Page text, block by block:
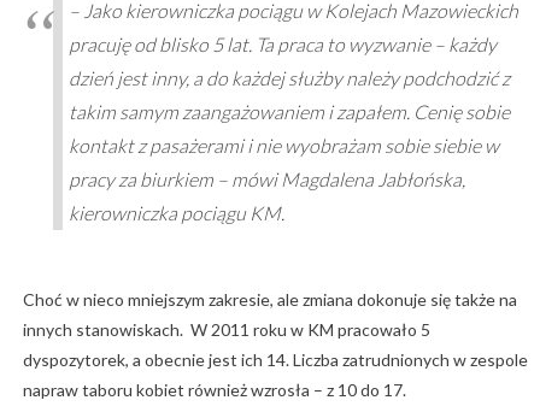
– Jako kierowniczka pociągu w Kolejach Mazowieckich
pracuję od blisko 5 lat. Ta praca to wyzwanie – każdy
dzień jest inny, a do każdej służby należy podchodzić z
takim samym zaangażowaniem i zapałem. Cenię sobie
kontakt z pasażerami i nie wyobrażam sobie siebie w
pracy za biurkiem – mówi Magdalena Jabłońska,
kierowniczka pociągu KM.
Choć w nieco mniejszym zakresie, ale zmiana dokonuje się także na
innych stanowiskach. W 2011 roku w KM pracowało 5
dyspozytorek, a obecnie jest ich 14. Liczba zatrudnionych w zespole
napraw taboru kobiet również wzrosła – z 10 do 17.